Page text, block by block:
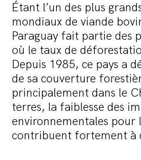
Étant l’un des plus
mondiaux de viande
Paraguay fait partie des
où le taux de
Depuis 1985, ce pays a
de sa couverture
principalement dans le
terres, la faiblesse des
environnementales pour
contribuent fortement à